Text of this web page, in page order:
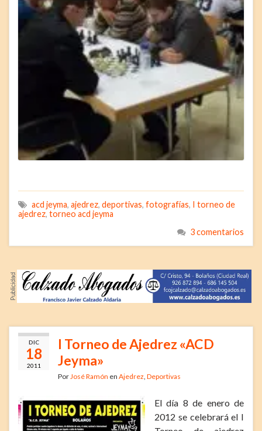
acd jeyma, ajedrez, deportivas, fotografías, I torneo de
ajedrez, torneo acd jeyma
3 comentarios
DIC
18
2011
I Torneo de Ajedrez «ACD
Jeyma»
Por José Ramón en Ajedrez Deportivas
El día 8 de enero de
2012 se celebrará el I